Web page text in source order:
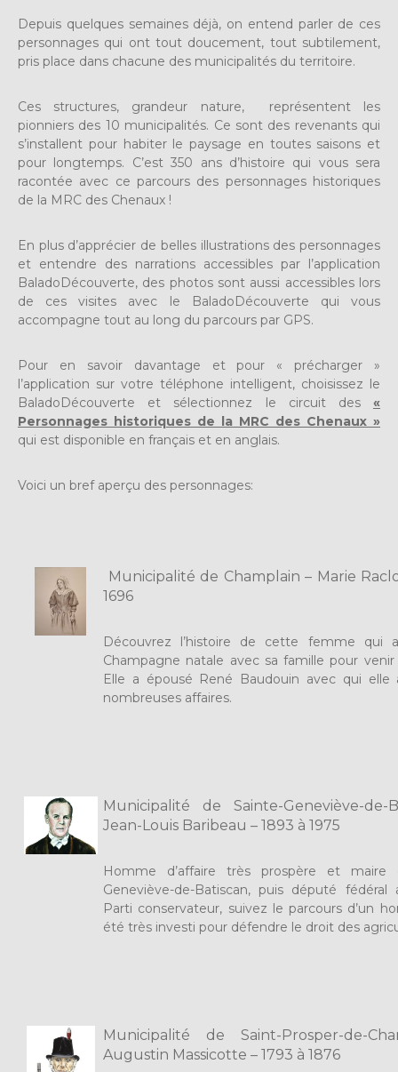
Depuis quelques semaines déjà, on entend parler de ces
personnages qui ont tout doucement, tout subtilement,
pris place dans chacune des municipalités du territoire.
Ces structures, grandeur nature, représentent les
pionniers des 10 municipalités. Ce sont des revenants qui
s’installent pour habiter le paysage en toutes saisons et
pour longtemps. C’est 350 ans d’histoire qui vous sera
racontée avec ce parcours des personnages historiques
de la MRC des Chenaux !
En plus d’apprécier de belles illustrations des personnages
et entendre des narrations accessibles par l’application
BaladoDécouverte, des photos sont aussi accessibles lors
de ces visites avec le BaladoDécouverte qui vous
accompagne tout au long du parcours par GPS.
Pour en savoir davantage et pour « précharger »
l’application sur votre téléphone intelligent, choisissez le
BaladoDécouverte et sélectionnez le circuit des «
Personnages historiques de la MRC des Chenaux »
qui est disponible en français et en anglais.
Voici un bref aperçu des personnages:
Municipalité de Champlain – Marie
1696
Découvrez l’histoire de cette femme qui
Champagne natale avec sa famille pour venir
Elle a épousé René Baudouin avec qui
nombreuses affaires.
Municipalité de Sainte-Geneviève-de-
Jean-Louis Baribeau – 1893 à 1975
Homme d’affaire très prospère et maire
Geneviève-de-Batiscan, puis député
Parti conservateur, suivez le parcours d’un
été très investi pour défendre le droit des
Municipalité de Saint-Prosper-de-
Augustin Massicotte – 1793 à 1876